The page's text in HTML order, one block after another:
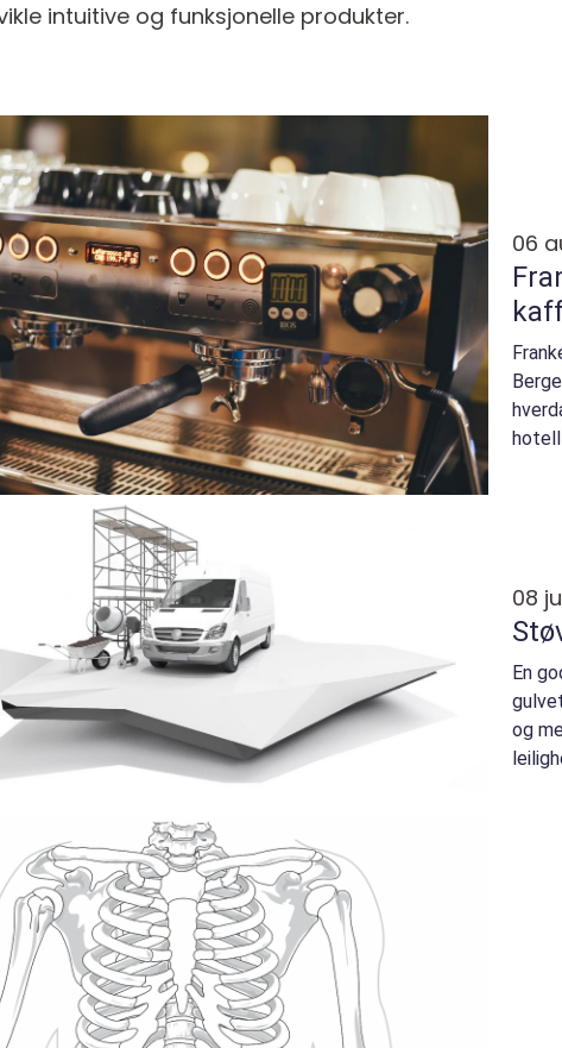
intuitive og funksjonelle produkter.
06
08
En
og